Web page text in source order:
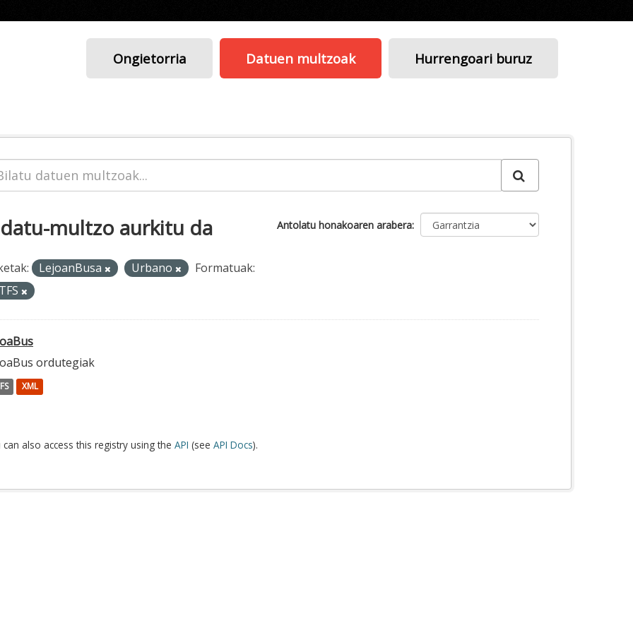
Ongietorria Datuen multzoak Hurrengoari buruz
Antolatu honakoaren arabera
multzo aurkitu da
LejoanBusa Urbano
Formatuak:
ordutegiak
XML
can also access this registry using the API (see API Docs).